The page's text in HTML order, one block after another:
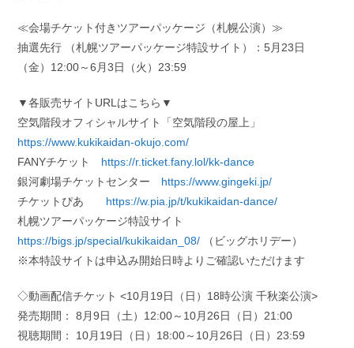
≪会場チケット付きツアーパッケージ（札幌公演）≫
抽選先行 （札幌ツアーパッケージ特設サイト）：5月23日
（金）12:00～6月3日（火）23:59
▼各販売サイトURLはこちら▼
空気階段オフィシャルサイト「空気階段の屋上」
https://www.kukikaidan-okujo.com/
FANYチケット https://r.ticket.fany.lol/kk-dance
銀河劇場チケットセンター https://www.gingeki.jp/
チケットぴあ https://w.pia.jp/t/kukikaidan-dance/
札幌ツアーパッケージ特設サイト
https://bigs.jp/special/kukikaidan_08/ （ビッグホリデー）
※本特設サイトは申込み開始日時よりご確認いただけます
◇動画配信チケット <10月19日（日）18時公演 千秋楽公演>
発売期間： 8月9日（土）12:00～10月26日（日）21:00
視聴期間： 10月19日（日）18:00～10月26日（日）23:59